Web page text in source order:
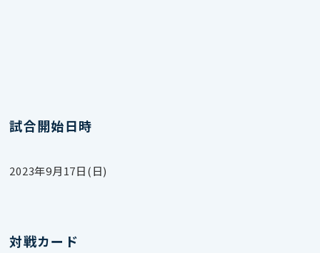
試合開始日時
2023年9月17日(日)
対戦カード